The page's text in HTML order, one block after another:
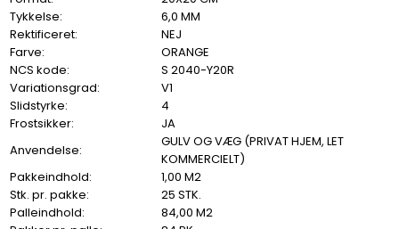
Tykkelse:
6,0 MM
Rektificeret:
NEJ
Farve:
ORANGE
NCS kode:
S 2040-Y20R
Variationsgrad:
V1
Slidstyrke:
4
Frostsikker:
JA
Anvendelse:
GULV OG VÆG (PRIVAT HJEM, LET
KOMMERCIELT)
Pakkeindhold:
1,00 M2
Stk. pr. pakke:
25 STK.
Palleindhold:
84,00 M2